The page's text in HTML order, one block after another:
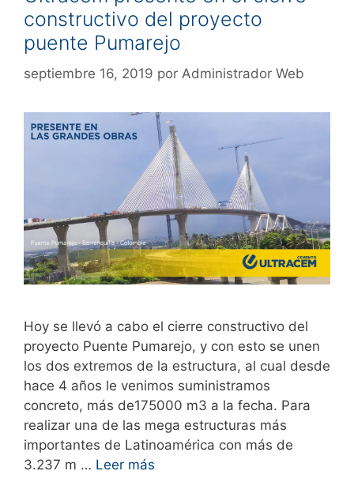
constructivo del proyecto
puente Pumarejo
septiembre 16, 2019 por Administrador Web
Hoy se llevó a cabo el cierre constructivo del
proyecto Puente Pumarejo, y con esto se unen
los dos extremos de la estructura, al cual desde
hace 4 años le venimos suministramos
concreto, más de175000 m3 a la fecha. Para
realizar una de las mega estructuras más
importantes de Latinoamérica con más de
3.237 m … Leer más